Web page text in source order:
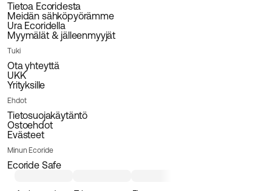
Tietoa Ecoridesta
Meidän sähköpyörämme
Ura Ecoridella
Myymälät & jälleenmyyjät
Tuki
Ota yhteyttä
UKK
Yrityksille
Ehdot
Tietosuojakäytäntö
Ostoehdot
Evästeet
Minun Ecoride
Ecoride Safe